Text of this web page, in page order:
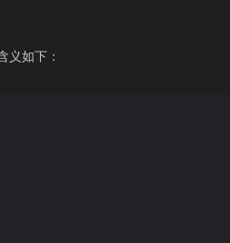
义如下：